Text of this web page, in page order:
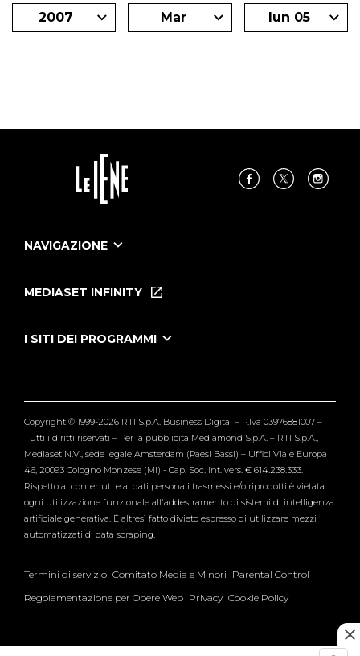
2007 Mar lun 05
NAVIGAZIONE
Le Iene Presentano Inside
Tutti i servizi
MEDIASET INFINITY
I SITI DEI PROGRAMMI
Verissimo
Copyright © 1999-2026 RTI S.p.A. Business Digital – P.Iva 03976881007 –
Tutti i diritti riservati – Per la pubblicità Mediamond S.p.A. – RTI S.p.A.,
Mediaset N.V., sede legale Amsterdam (Paesi Bassi) – Uffici Viale Europa
46, 20093 Cologno Monzese (MI) - Cap. Soc. int. vers. € 614.238.333.
Rispetto ai contenuti e ai dati personali trasmessi e/o riprodotti è vietata
ogni utilizzazione funzionale all'addestramento di sistemi di intelligenza
artificiale generativa. È altresì fatto divieto espresso di utilizzare mezzi
automatizzati di data scraping.
Termini di servizio Comitato Media e Minori Parental Control
Regolamentazione per Opere Web Privacy Cookie Policy